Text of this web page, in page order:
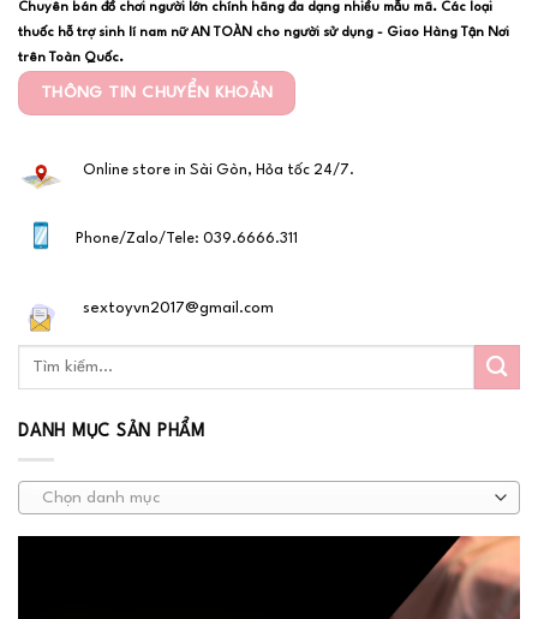
Chuyên bán đồ chơi người lớn chính hãng đa dạng nhiều mẫu mã. Các loại
thuốc hỗ trợ sinh lí nam nữ AN TOÀN cho người sử dụng - Giao Hàng Tận Nơi
trên Toàn Quốc.
THÔNG TIN CHUYỂN KHOẢN
Online store in Sài Gòn, Hỏa tốc 24/7.
Phone/Zalo/Tele: 039.6666.311
sextoyvn2017@gmail.com
DANH MỤC SẢN PHẨM
Chọn danh mục